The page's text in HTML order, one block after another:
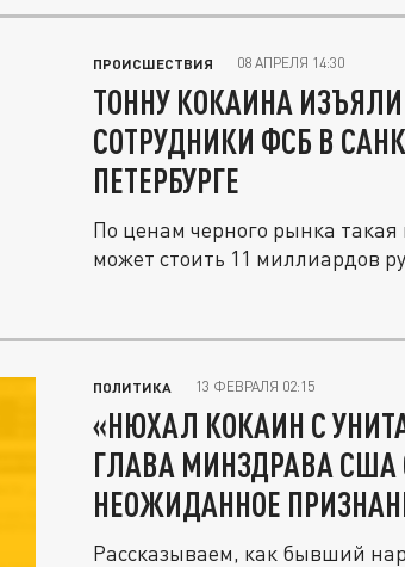
ПРОИСШЕСТВИЯ 08 АПРЕЛЯ 14:30
ТОННУ КОКАИНА ИЗЪЯЛИ
СОТРУДНИКИ ФСБ В
ПЕТЕРБУРГЕ
По ценам черного рынка такая
может стоить 11 миллиардов
ПОЛИТИКА 13 ФЕВРАЛЯ 02:15
«НЮХАЛ КОКАИН С
ГЛАВА МИНЗДРАВА
НЕОЖИДАННОЕ
Рассказываем, как бывший